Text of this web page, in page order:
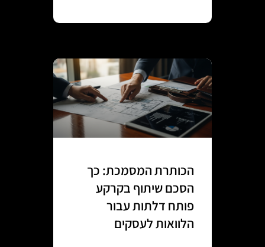
הכותרת המסמכת: כך
הסכם שיתוף בקרקע
פותח דלתות עבור
הלוואות לעסקים